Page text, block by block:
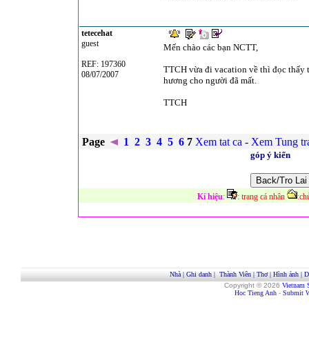
tetecehat
guest
REF: 197360
08/07/2007
Mến chào các bạn NCTT,
TTCH vừa đi vacation về thì đọc thấy
hương cho người đã mất.
TTCH
Page 1 2 3 4 5 6 7 Xem tat ca - Xem Tung
góp ý kiến
Kí hiệu: : trang cá nhân :
Nhà| Ghi danh| Thành Viên| Thơ| Hình ảnh|
Copyright © 2026 Vietnam
Hoc Tieng Anh - Submit